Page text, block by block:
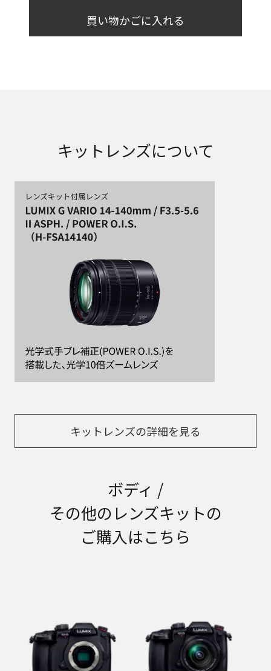
買い物かごに入れる
キットレンズについて
キットレンズの詳細を見る
ボディ /
その他のレンズキットの
ご購入はこちら